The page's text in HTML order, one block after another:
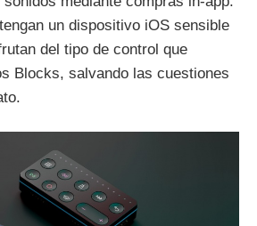
un dispositivo iOS sensible
del tipo de control que
Blocks, salvando las cuestiones